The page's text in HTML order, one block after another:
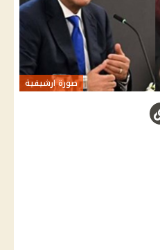
صورة ارشيفية